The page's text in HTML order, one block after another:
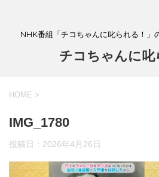
NHK番組「チコちゃんに叱られる！」
チコちゃんに叱
HOME >
IMG_1780
投稿日： 2026年4月26日